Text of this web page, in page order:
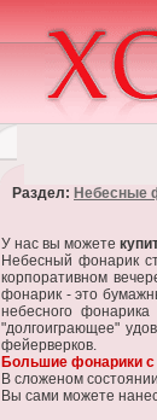
Раздел: Небесные
У нас вы можете
Небесный фонарик
корпоративном
фонарик - это
небесного
"долгоиграющее"
фейерверков.
Большие фонарики с
В сложеном
Вы сами можете